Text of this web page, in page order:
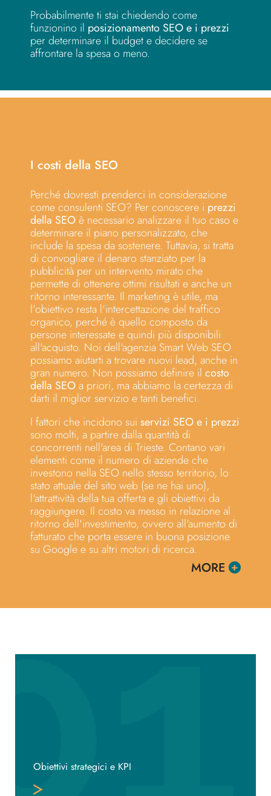
Probabilmente ti stai chiedendo come
funzionino il posizionamento SEO e i prezzi
per determinare il budget e decidere se
affrontare la spesa o meno.
I costi della SEO
Perché dovresti prenderci in considerazione
come consulenti SEO? Per conoscere i prezzi
della SEOè necessario analizzare il tuo caso e
determinare il piano personalizzato, che
include la spesa da sostenere. Tuttavia, si tratta
di convogliare il denaro stanziato per la
pubblicità per un intervento mirato che
permette di ottenere ottimi risultati e anche un
ritorno interessante. Il marketing è utile, ma
l'obiettivo resta l'intercettazione del traffico
organico, perché è quello composto da
persone interessate e quindi più disponibili
all'acquisto. Noi dell'agenzia Smart Web SEO
possiamo aiutarti a trovare nuovi lead, anche in
gran numero. Non possiamo definire il costo
della SEOa priori, ma abbiamo la certezza di
darti il miglior servizio e tanti benefici.
I fattori che incidono sui servizi SEO e i prezzi
sono molti, a partire dalla quantità di
concorrenti nell'area di Trieste. Contano vari
elementi come il numero di aziende che
investono nella SEO nello stesso territorio, lo
stato attuale del sito web (se ne hai uno),
l'attrattività della tua offerta e gli obiettivi da
raggiungere. Il costo va messo in relazione al
ritorno dell'investimento, ovvero all'aumento di
fatturato che porta essere in buona posizione
su Google e su altri motori di ricerca.
MORE
Obiettivi strategici e KPI